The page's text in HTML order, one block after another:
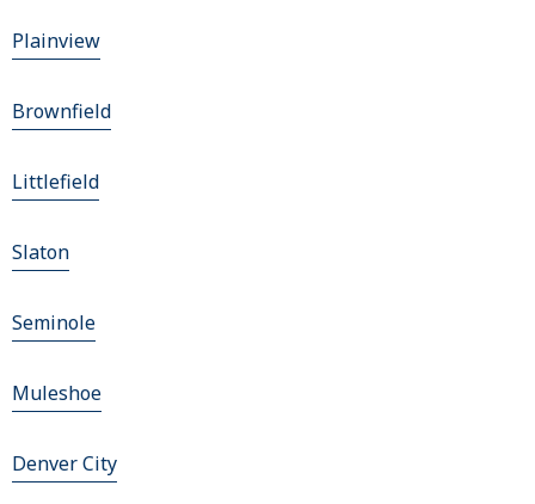
Plainview
Brownfield
Littlefield
Slaton
Seminole
Muleshoe
Denver City